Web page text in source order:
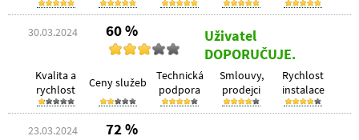
30.03.2024 60 %
Uživatel
DOPORUČUJE.
Kvalita a
rychlost
Ceny služeb
Technická
podpora
Smlouvy,
prodejci
Rychlost
instalace
23.03.2024 72 %